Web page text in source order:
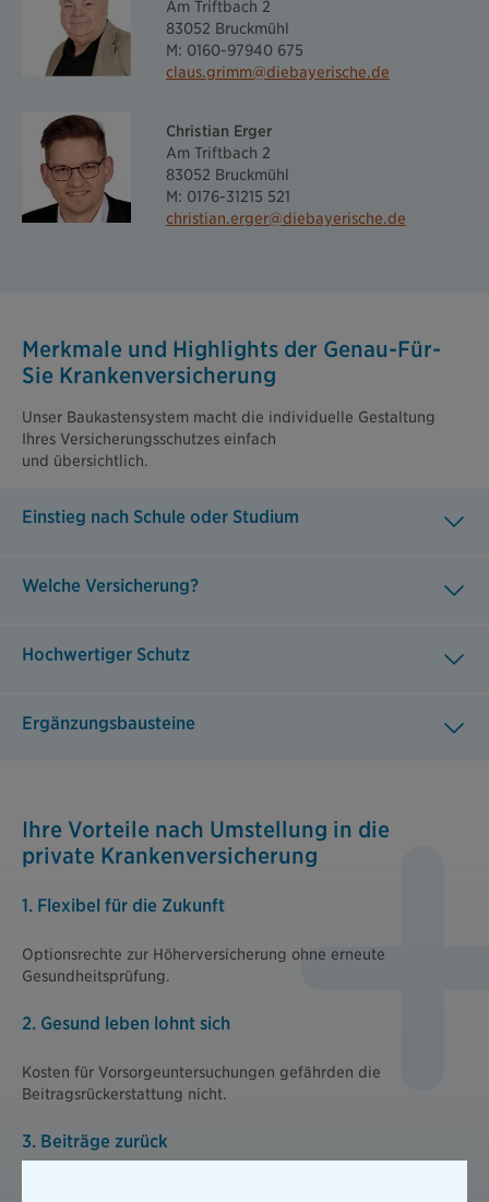
Am Triftbach 2
83052 Bruckmühl
M: 0160-97940 675
claus.grimm@diebayerische.de
Christian Erger
Am Triftbach 2
83052 Bruckmühl
M: 0176-31215 521
christian.erger@diebayerische.de
Merkmale und Highlights der Genau-Für-
Sie Krankenversicherung
Unser Baukastensystem macht die individuelle Gestaltung
Ihres Versicherungsschutzes einfach
und übersichtlich.
Einstieg nach Schule oder Studium
Welche Versicherung?
Hochwertiger Schutz
Ergänzungsbausteine
Ihre Vorteile nach Umstellung in die
private Krankenversicherung
1. Flexibel für die Zukunft
Optionsrechte zur Höherversicherung ohne erneute
Gesundheitsprüfung.
2. Gesund leben lohnt sich
Kosten für Vorsorgeuntersuchungen gefährden die
Beitragsrückerstattung nicht.
3. Beiträge zurück